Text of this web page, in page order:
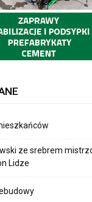
ze srebrem
Lidze